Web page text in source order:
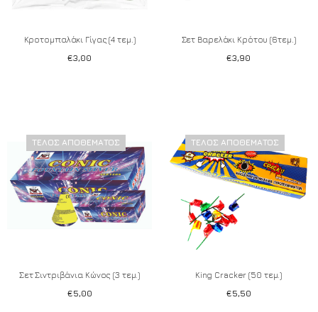
Κροτομπαλάκι Γίγας (4 τεμ.)
€3,00
Add to wishlist
Σετ Βαρελάκι Κρότου (6τεμ.)
€3,90
Add to wishlist
ΤΈΛΟΣ ΑΠΟΘΈΜΑΤΟΣ
Σετ Σιντριβάνια Κώνος (3 τεμ.)
€5,00
ΤΈΛΟΣ ΑΠΟΘΈΜΑΤΟΣ
King Cracker (50 τεμ.)
€5,50